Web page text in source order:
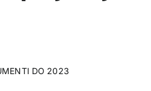
DO 2023